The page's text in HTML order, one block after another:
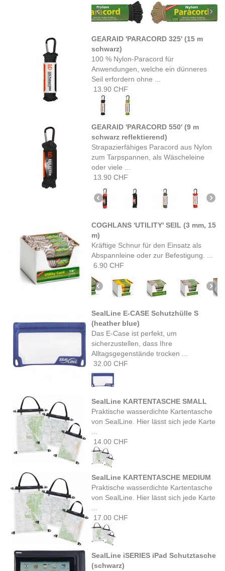
GEARAID 'PARACORD 325' (15 m
schwarz)
100 % Nylon-Paracord für
Anwendungen, welche ein dünneres
Seil erfordern ohne ...
13.90 CHF
GEARAID 'PARACORD 550' (9 m
schwarz reflektierend)
Strapazierfähiges Paracord aus Nylon
zum Tarpspannen, als Wäscheleine
oder viele ...
13.90 CHF
COGHLANS 'UTILITY' SEIL (3 mm, 15
m)
Kräftige Schnur für den Einsatz als
Abspannleine oder zur Befestigung. ...
6.90 CHF
SealLine E-CASE Schutzhülle S
(heather blue)
Das E-Case ist perfekt, um
sicherzustellen, dass Ihre
Alltagsgegenstände trocken ...
32.00 CHF
SealLine KARTENTASCHE SMALL
Praktische wasserdichte Kartentasche
von SealLine. Hier lässt sich jede Karte
14.00 CHF
SealLine KARTENTASCHE MEDIUM
Praktische wasserdichte Kartentasche
von SealLine. Hier lässt sich jede Karte
17.00 CHF
SealLine iSERIES iPad Schutztasche
(schwarz)